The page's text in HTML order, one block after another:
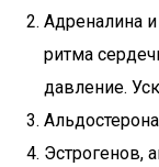
Адреналина и
ритма
давление.
Эстрогенов,